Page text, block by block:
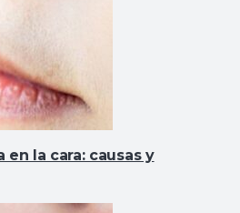
la cara: causas y